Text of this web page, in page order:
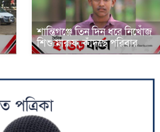
শান্তিগঞ্জে তিন দিন ধরে নিখোঁজ
শিশু মারুফ, কাঁদছে পরিবার